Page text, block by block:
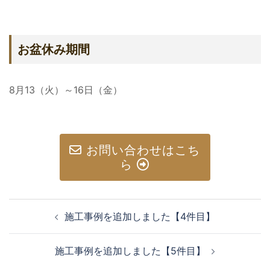
お盆休み期間
8月13（火）～16日（金）
お問い合わせはこち
ら
施工事例を追加しました【4件目】
施工事例を追加しました【5件目】